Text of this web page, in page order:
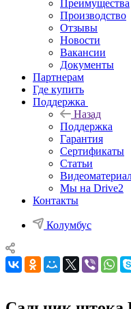
Преимущества
Производство
Отзывы
Новости
Вакансии
Документы
Партнерам
Где купить
Поддержка
Назад
Поддержка
Гарантия
Сертификаты
Статьи
Мы на Drive2
Контакты
Колумбус